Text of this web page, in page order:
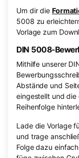
Um dir die
5008 zu
Vorlage zum
DIN 5008-
Mithilfe unserer
Abstände und
eingestellt und die
Reihenfolge
Lade die Vorlage
und trage
Folge dazu